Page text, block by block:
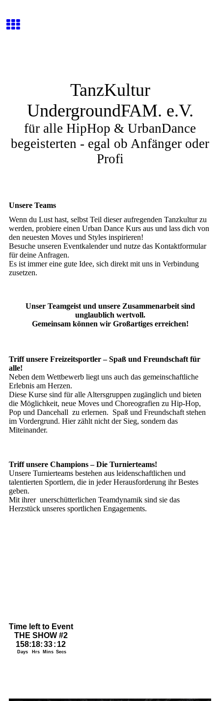
TanzKultur
UndergroundFAM. e.V.
für alle HipHop & UrbanDance
begeisterten - egal ob Anfänger oder
Profi
Unsere Teams
Wenn du Lust hast, selbst Teil dieser aufregenden Tanzkultur zu
werden, probiere einen Urban Dance Kurs aus und lass dich von
den neuesten Moves und Styles inspirieren!
Besuche unseren Eventkalender und nutze das Kontaktformular
für deine Anfragen.
Es ist immer eine gute Idee, sich direkt mit uns in Verbindung
zusetzen.
Unser Teamgeist und unsere Zusammenarbeit sind
unglaublich wertvoll.
Gemeinsam können wir Großartiges erreichen!
Triff unsere Freizeitsportler – Spaß und Freundschaft für
alle!
Neben dem Wettbewerb liegt uns auch das gemeinschaftliche
Erlebnis am Herzen.
Diese Kurse sind für alle Altersgruppen zugänglich und bieten
die Möglichkeit, neue Moves und Choreografien zu Hip-Hop,
Pop und Dancehall zu erlernen. Spaß und Freundschaft stehen
im Vordergrund. Hier zählt nicht der Sieg, sondern das
Miteinander.
Triff unsere Champions – Die Turnierteams!
Unsere Turnierteams bestehen aus leidenschaftlichen und
talentierten Sportlern, die in jeder Herausforderung ihr Bestes
geben.
Mit ihrer unerschütterlichen Teamdynamik sind sie das
Herzstück unseres sportlichen Engagements.